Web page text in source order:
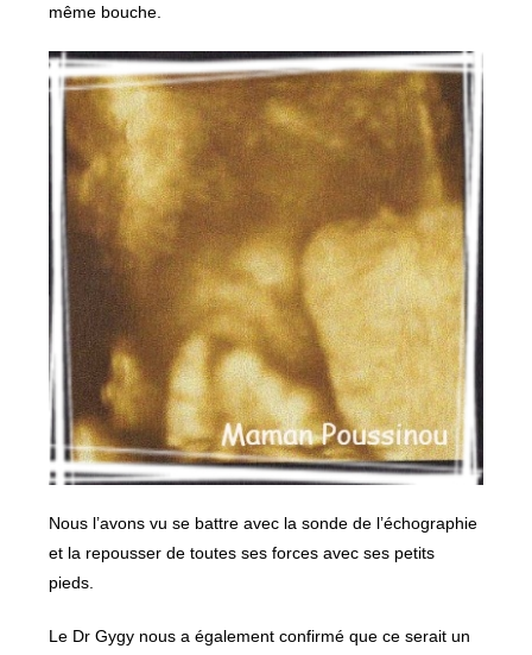
même bouche.
Nous l’avons vu se battre avec la sonde de l’échographie
et la repousser de toutes ses forces avec ses petits
pieds.
Le Dr Gygy nous a également confirmé que ce serait un